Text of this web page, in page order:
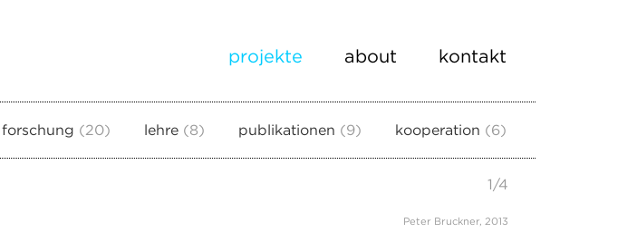
projekte about kontakt
forschung 20 lehre 8 publikationen 9 kooperation 6
1/4
Peter Bruckner, 2013